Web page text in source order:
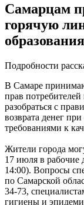
регион
08.08.2026 | 12:29
Водитель "Мазды"
Самаре
08.08.2026 | 12:12
Ударила
08.08.2026 | 11:40
В Самаре
молодежью
08.08.2026 | 11:20
В Самаре со дна
08.08.2026 | 11:15
Вячеслав
Днем
08.08.2026 | 11:05
Два человека
катера в
08.08.2026 | 10:35
Народные приметы
Самарцам
горячую
образования
Подробности
В Самаре
прав
разобраться с
возврата денег
требованиями к
Жители города
17 июля в рабочие
14:00). Вопросы
по Самарской
34-73,
гигиены и